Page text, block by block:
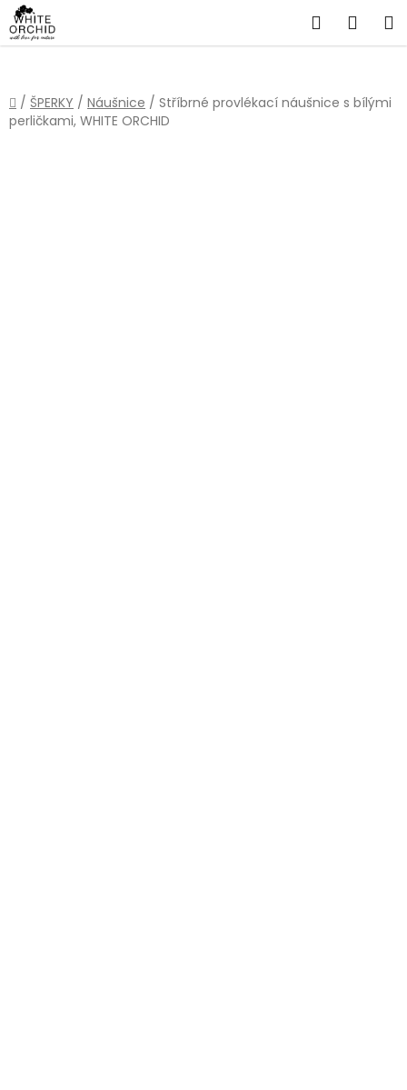
Přejít
na
obsah
Hledat
Domů
/ ŠPERKY / Náušnice / Stříbrné provlékací náušnice s bílými
perličkami, WHITE ORCHID